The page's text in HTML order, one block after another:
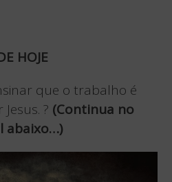
HOJE
que o trabalho é
? (Continua no
abaixo…)